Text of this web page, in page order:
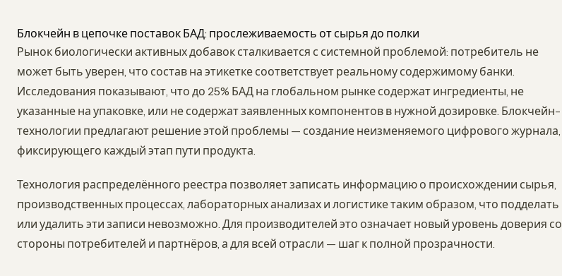
Блокчейн в цепочке поставок БАД: прослеживаемость от сырья до полки
Рынок биологически активных добавок сталкивается с системной проблемой: потребитель не
может быть уверен, что состав на этикетке соответствует реальному содержимому банки.
Исследования показывают, что до 25% БАД на глобальном рынке содержат ингредиенты, не
указанные на упаковке, или не содержат заявленных компонентов в нужной дозировке. Блокчейн-
технологии предлагают решение этой проблемы — создание неизменяемого цифрового журнала,
фиксирующего каждый этап пути продукта.
Технология распределённого реестра позволяет записать информацию о происхождении сырья,
производственных процессах, лабораторных анализах и логистике таким образом, что подделать
или удалить эти записи невозможно. Для производителей это означает новый уровень доверия со
стороны потребителей и партнёров, а для всей отрасли — шаг к полной прозрачности.